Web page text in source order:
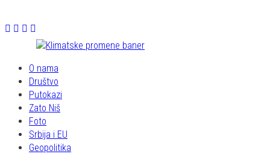
O nama
Društvo
Putokazi
Zato Niš
Foto
Srbija i EU
Geopolitika